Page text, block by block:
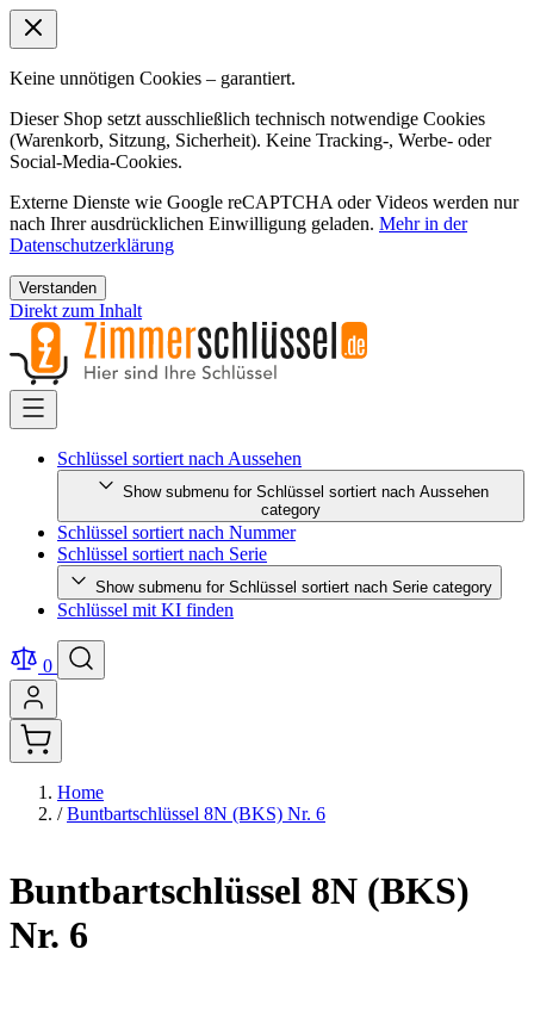
Keine unnötigen Cookies – garantiert.
Dieser Shop setzt ausschließlich technisch notwendige Cookies
(Warenkorb, Sitzung, Sicherheit). Keine Tracking-, Werbe- oder
Social-Media-Cookies.
Externe Dienste wie Google reCAPTCHA oder Videos werden nur
nach Ihrer ausdrücklichen Einwilligung geladen. Mehr in der
Datenschutzerklärung
Verstanden
Direkt zum Inhalt
Schlüssel sortiert nach Aussehen
Show submenu for Schlüssel sortiert nach Aussehen
category
Schlüssel sortiert nach Nummer
Schlüssel sortiert nach Serie
Show submenu for Schlüssel sortiert nach Serie category
Schlüssel mit KI finden
0
Home
/ Buntbartschlüssel 8N (BKS) Nr. 6
Buntbartschlüssel 8N (BKS)
Nr. 6